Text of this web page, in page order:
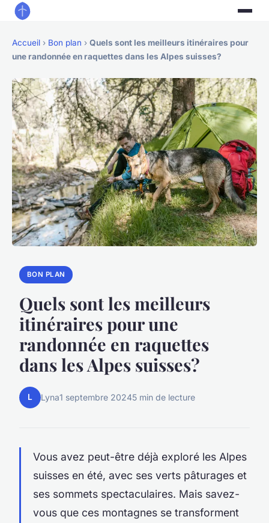
Accueil › Bon plan › Quels sont les meilleurs itinéraires pour
une randonnée en raquettes dans les Alpes suisses?
BON PLAN
Quels sont les meilleurs
itinéraires pour une
randonnée en raquettes
dans les Alpes suisses?
L Lyna1 septembre 20245 min de lecture
Vous avez peut-être déjà exploré les Alpes
suisses en été, avec ses verts pâturages et
ses sommets spectaculaires. Mais savez-
vous que ces montagnes se transforment